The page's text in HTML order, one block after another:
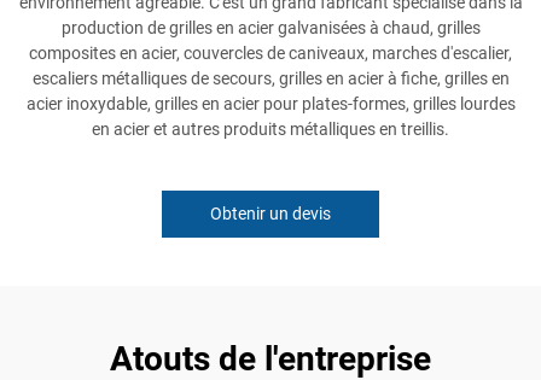
production de grilles en acier galvanisées à chaud, grilles
composites en acier, couvercles de caniveaux, marches d'escalier,
escaliers métalliques de secours, grilles en acier à fiche, grilles en
acier inoxydable, grilles en acier pour plates-formes, grilles lourdes
en acier et autres produits métalliques en treillis.
Obtenir un devis
Atouts de l'entreprise